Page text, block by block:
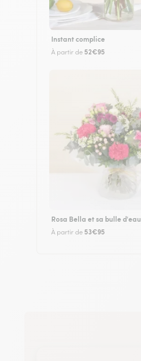
Instant complice
À partir de 52€95
Rosa Bella et sa bulle d'eau
À partir de 53€95